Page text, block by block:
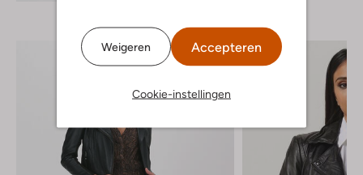
Weigeren Accepteren
Cookie-instellingen